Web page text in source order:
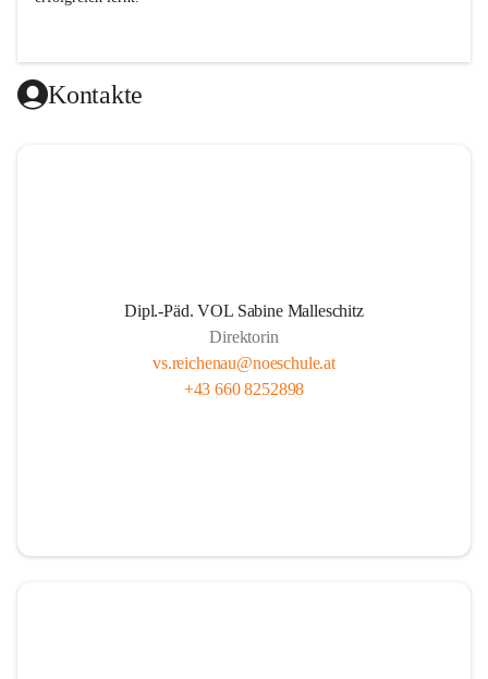
Kontakte
Dipl.-Päd. VOL Sabine Malleschitz
Direktorin
vs.reichenau@noeschule.at
+43 660 8252898